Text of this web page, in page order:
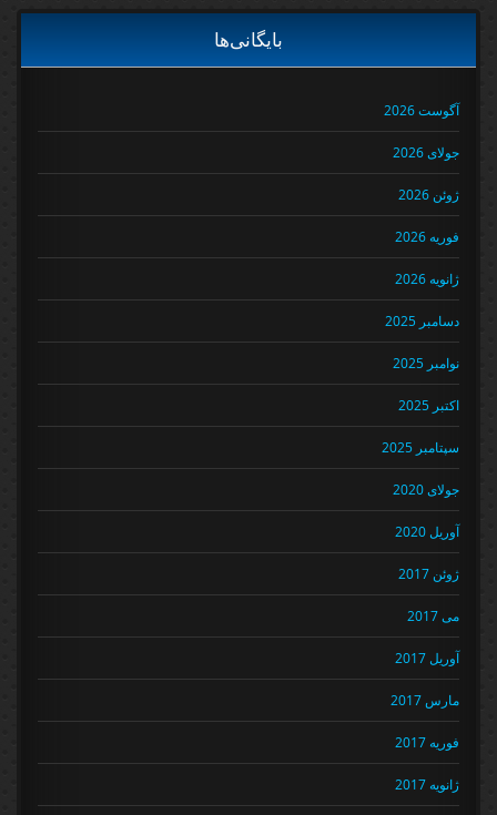
بایگانی‌ها
آگوست 2026
جولای 2026
ژوئن 2026
فوریه 2026
ژانویه 2026
دسامبر 2025
نوامبر 2025
اکتبر 2025
سپتامبر 2025
جولای 2020
آوریل 2020
ژوئن 2017
می 2017
آوریل 2017
مارس 2017
فوریه 2017
ژانویه 2017